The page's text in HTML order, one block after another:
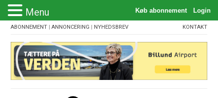
ABONNEMENT |ANNONCERING | NYHEDSBREV KONTAKT
Menu